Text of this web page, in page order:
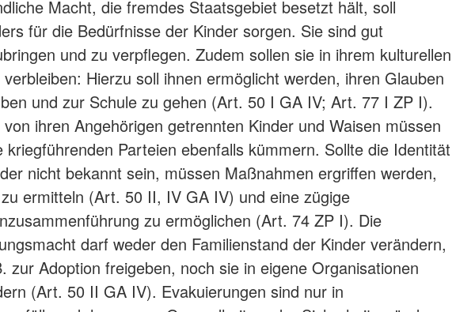
Macht, die fremdes Staatsgebiet besetzt hält, soll
für die Bedürfnisse der Kinder sorgen. Sie sind gut
und zu verpflegen. Zudem sollen sie in ihrem kulturellen
Hierzu soll ihnen ermöglicht werden, ihren Glauben
und zur Schule zu gehen (Art. 50 I GA IV; Art. 77 I ZP I).
von ihren Angehörigen getrennten Kinder und Waisen müssen
kriegführenden Parteien ebenfalls kümmern. Sollte die Identität
nicht bekannt sein, müssen Maßnahmen ergriffen werden,
ermitteln (Art. 50 II, IV GA IV) und eine zügige
zu ermöglichen (Art. 74 ZP I). Die
darf weder den Familienstand der Kinder verändern,
zur Adoption freigeben, noch sie in eigene Organisationen
(Art. 50 II GA IV). Evakuierungen sind nur in